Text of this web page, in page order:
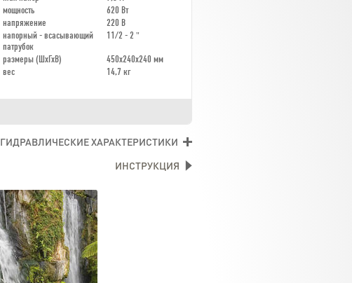
мощность
620 Вт
напряжение
220 В
напорный - всасывающий
патрубок
11/2 - 2 "
размеры (ШхГхВ)
450х240х240 мм
вес
14,7 кг
ГИДРАВЛИЧЕСКИЕ ХАРАКТЕРИСТИКИ
ИНСТРУКЦИЯ